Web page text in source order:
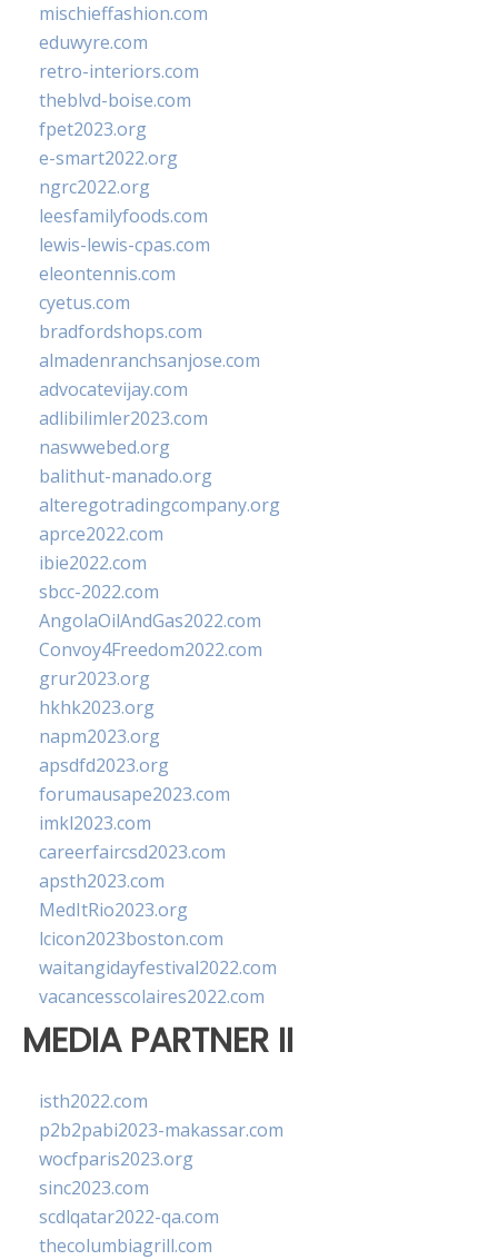
mischieffashion.com
eduwyre.com
retro-interiors.com
theblvd-boise.com
fpet2023.org
e-smart2022.org
ngrc2022.org
leesfamilyfoods.com
lewis-lewis-cpas.com
eleontennis.com
cyetus.com
bradfordshops.com
almadenranchsanjose.com
advocatevijay.com
adlibilimler2023.com
naswwebed.org
balithut-manado.org
alteregotradingcompany.org
aprce2022.com
ibie2022.com
sbcc-2022.com
AngolaOilAndGas2022.com
Convoy4Freedom2022.com
grur2023.org
hkhk2023.org
napm2023.org
apsdfd2023.org
forumausape2023.com
imkl2023.com
careerfaircsd2023.com
apsth2023.com
MedItRio2023.org
lcicon2023boston.com
waitangidayfestival2022.com
vacancesscolaires2022.com
MEDIA PARTNER II
isth2022.com
p2b2pabi2023-makassar.com
wocfparis2023.org
sinc2023.com
scdlqatar2022-qa.com
thecolumbiagrill.com